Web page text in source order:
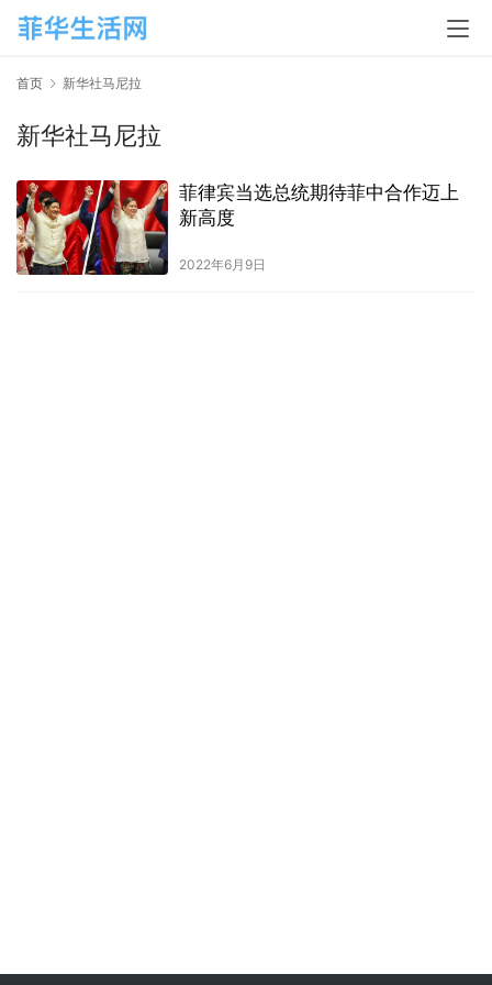
首页 新华社马尼拉
新华社马尼拉
菲律宾当选总统期待菲中合作迈上
新高度
2022年6月9日